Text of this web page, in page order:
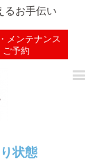
るお手伝い
メンテナンス
ご予約
状態